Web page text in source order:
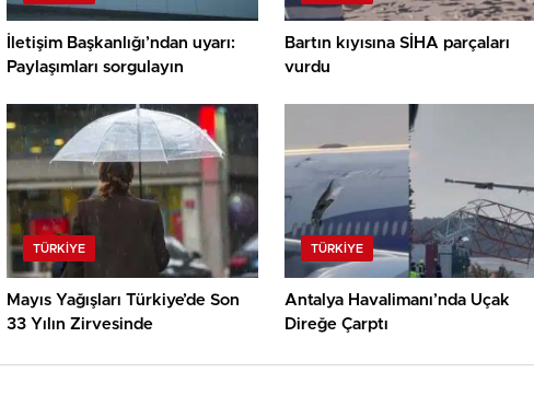
İletişim Başkanlığı’ndan uyarı:
Paylaşımları sorgulayın
Bartın kıyısına SİHA parçaları
vurdu
TÜRKIYE
Mayıs Yağışları Türkiye’de Son
33 Yılın Zirvesinde
TÜRKIYE
Antalya Havalimanı’nda Uçak
Direğe Çarptı